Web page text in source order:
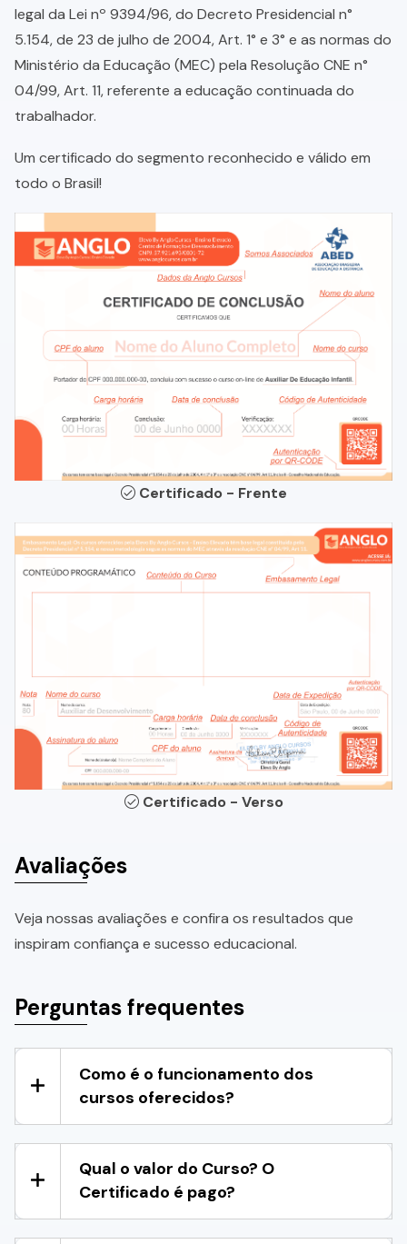
legal da Lei nº 9394/96, do Decreto Presidencial n°
5.154, de 23 de julho de 2004, Art. 1° e 3° e as normas do
Ministério da Educação (MEC) pela Resolução CNE n°
04/99, Art. 11, referente a educação continuada do
trabalhador.
Um certificado do segmento reconhecido e válido em
todo o Brasil!
Certificado - Frente
Certificado - Verso
Avaliações
Veja nossas avaliações e confira os resultados que
inspiram confiança e sucesso educacional.
Perguntas frequentes
Como é o funcionamento dos
cursos oferecidos?
Qual o valor do Curso? O
Certificado é pago?